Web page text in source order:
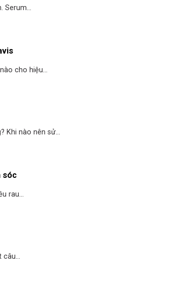
Serum...
cho hiệu...
Khi nào nên sử...
sóc
rau...